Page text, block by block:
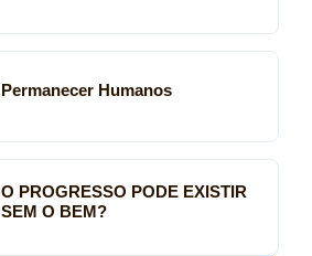
Permanecer Humanos
O PROGRESSO PODE EXISTIR
SEM O BEM?